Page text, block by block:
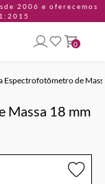
2006 e oferecemos
0
Espectrofotômetro de
Massa 18 mm